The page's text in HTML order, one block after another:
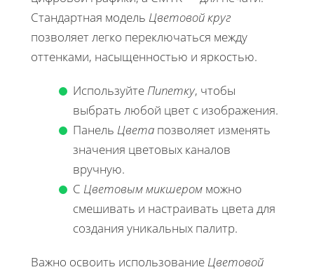
Стандартная модель Цветовой круг
позволяет легко переключаться между
оттенками, насыщенностью и яркостью.
Используйте Пипетку, чтобы
выбрать любой цвет с изображения.
Панель Цвета позволяет изменять
значения цветовых каналов
вручную.
С Цветовым микшером можно
смешивать и настраивать цвета для
создания уникальных палитр.
Важно освоить использование Цветовой